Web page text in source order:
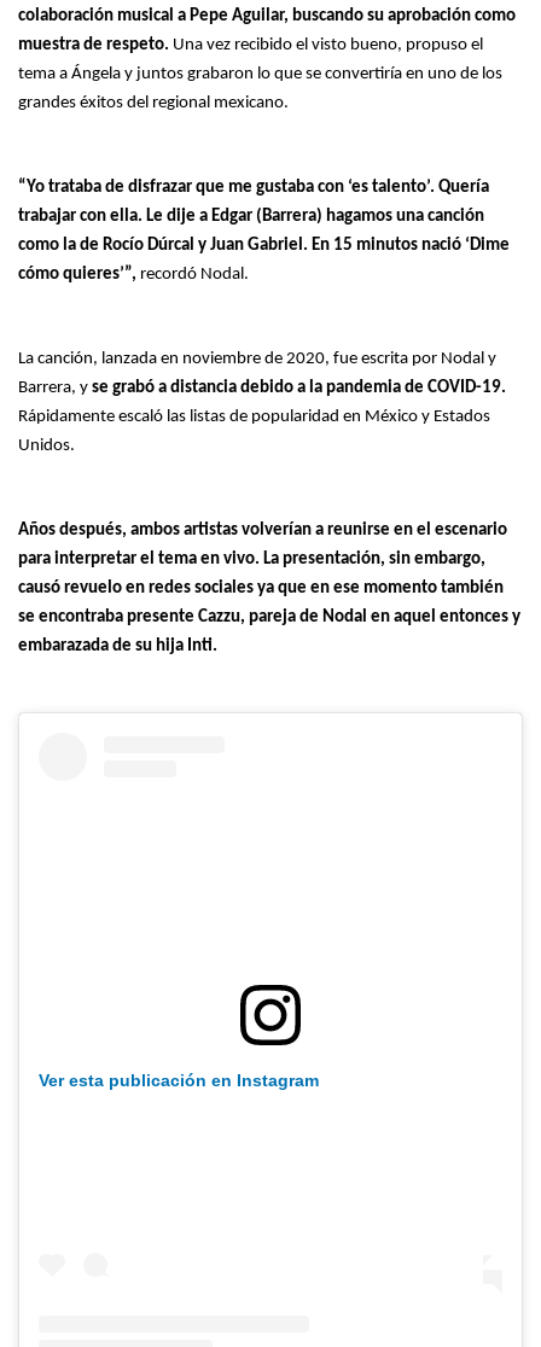
colaboración musical a Pepe Aguilar, buscando su aprobación como
muestra de respeto. Una vez recibido el visto bueno, propuso el
tema a Ángela y juntos grabaron lo que se convertiría en uno de los
grandes éxitos del regional mexicano.
“Yo trataba de disfrazar que me gustaba con ‘es talento’. Quería
trabajar con ella. Le dije a Edgar (Barrera) hagamos una canción
como la de Rocío Dúrcal y Juan Gabriel. En 15 minutos nació ‘Dime
cómo quieres’”, recordó Nodal.
La canción, lanzada en noviembre de 2020, fue escrita por Nodal y
Barrera, y se grabó a distancia debido a la pandemia de COVID-19.
Rápidamente escaló las listas de popularidad en México y Estados
Unidos.
Años después, ambos artistas volverían a reunirse en el escenario
para interpretar el tema en vivo. La presentación, sin embargo,
causó revuelo en redes sociales ya que en ese momento también
se encontraba presente Cazzu, pareja de Nodal en aquel entonces y
embarazada de su hija Inti.
Ver esta publicación en Instagram